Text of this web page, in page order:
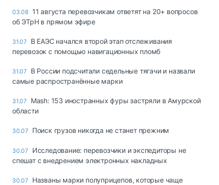
03.08 11 августа перевозчикам ответят на 20+ вопросов
об ЭТрН в прямом эфире
31.07
В ЕАЭС начался второй этап отслеживания
перевозок с помощью навигационных пломб
31.07
В России подсчитали седельные тягачи и назвали
самые распространённые марки
31.07
Mash: 153 иностранных фуры застряли в Амурской
области
30.07 Поиск грузов никогда не станет прежним
30.07
Исследование: перевозчики и экспедиторы не
спешат с внедрением электронных накладных
30.07
Названы марки полуприцепов, которые чаще